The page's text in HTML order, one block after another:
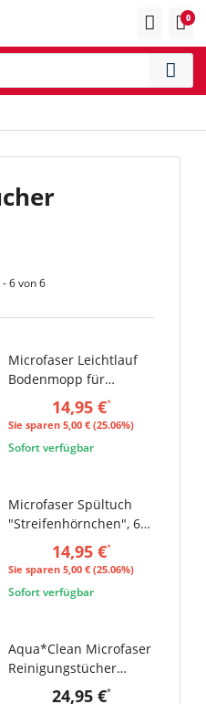
0
6 von 6
SALE 25%
Microfaser Leichtlauf
Bodenmopp für
Klapphaltersysteme,
14,95 €*
Sie sparen 5,00 € (25.06%)
Sofort verfügbar
SALE 25%
Microfaser Spültuch
"Streifenhörnchen", 6er
14,95 €*
Sie sparen 5,00 € (25.06%)
Sofort verfügbar
Aqua*Clean Microfaser
Reinigungstücher
Kristall "Pünktchen", ca.
24,95 €*